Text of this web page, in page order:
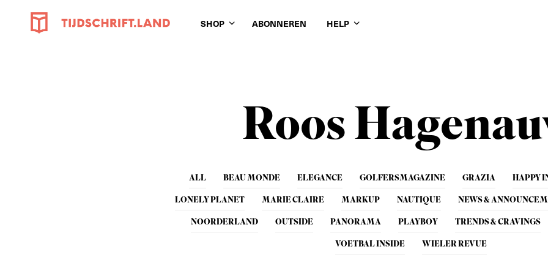
SHOP ABONNEREN HELP
Roos
ALL BEAU MONDE ELEGANCE GOLFERSMAGAZINE GRAZIA
HAPPY
LONELY PLANET
MARIE CLAIRE MARKUP NAUTIQUE
NEWS &
NOORDERLAND
OUTSIDE PANORAMA PLAYBOY
TRENDS & CRAVINGS
VOETBAL INSIDE
WIELER REVUE